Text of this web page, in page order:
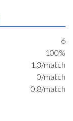
6
100%
1.3/match
0/match
0.8/match